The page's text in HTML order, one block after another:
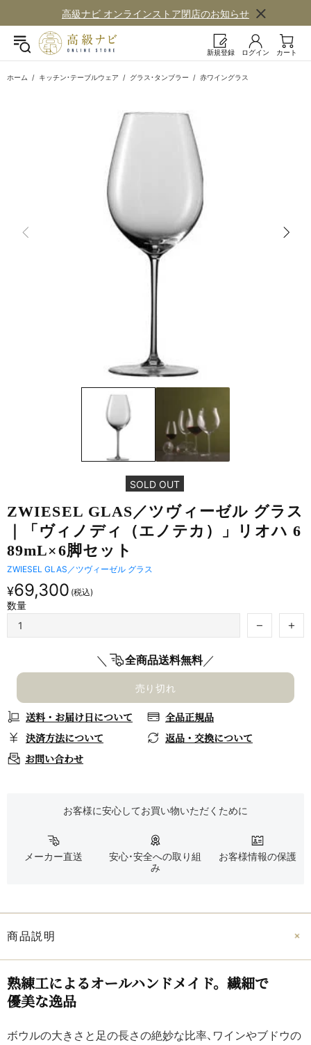
高級ナビ オンラインストア閉店の​お知らせ
新規登録 ログイン カート
ホーム キッチン・テーブルウェア グラス・タンブラー 赤ワイングラス
SOLD OUT
ZWIESEL GLAS／ツヴィーゼル グラス
｜​「ヴィノディ​（エノテカ）」リオハ 6
89mL×6脚セット
ZWIESEL GLAS／ツヴィーゼル グラス
¥69,300
数量
＼ 全商品送料無料／
売り切れ
送料・お届け日について
全品正規品
決済方法について
返品・交換について
お問い合わせ
お客様に安心してお買い物いただくために
メーカー直送
安心・安全への取り組
み
お客様情報の保護
商品説明
熟練工に​よる​オールハンドメイド。​繊細で​
優美な​逸品
ボウルの大きさと足の長さの絶妙な比率、ワインやブドウの